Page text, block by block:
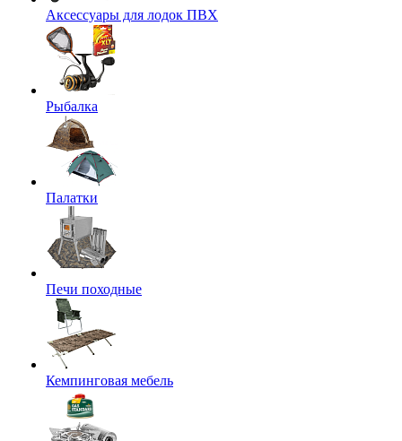
Аксессуары для лодок ПВХ
Рыбалка
Палатки
Печи походные
Кемпинговая мебель